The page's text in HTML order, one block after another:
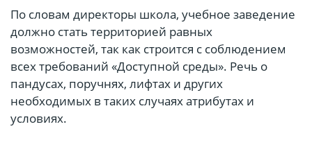
По словам директоры школа, учебное заведение
должно стать территорией равных
возможностей, так как строится с соблюдением
всех требований «Доступной среды». Речь о
пандусах, поручнях, лифтах и других
необходимых в таких случаях атрибутах и
условиях.